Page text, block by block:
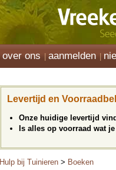
over ons aanmelden
Levertijd en
Onze huidige levertijd
Is alles op voorraad wat
Hulp bij Tuinieren > Boeken